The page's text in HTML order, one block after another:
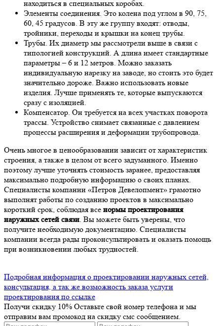
находиться в специальных коробах.
Элементы соединения. Это колена под углом в 90, 75,
60, 45 градусов. В эту же группу входят: отводы,
тройники, переходы и крышки на конец трубы.
Трубы. Их диаметр мы рассмотрели выше в связи с
типологией конструкций. А длина имеет стандартные
параметры – 6 и 12 метров. Можно заказать
индивидуальную нарезку на заводе, но стоить это будет
значительно дороже. Важно использовать новые
изделия. Лучше применять те, которые выпускаются
сразу с изоляцией.
Компенсатор. Он требуется на всех участках поворота
трассы. Устройство снимает связанные с давлением
процессы расширения и деформации трубопровода.
Очень многое в ценообразовании зависит от характеристик
строения, а также в целом от всего задуманного. Именно
поэтому лучше уточнять стоимость заранее, предоставляя
максимально подробную информацию о своих планах.
Специалисты компании «Петров Девелопмент» грамотно
выполнят работы по созданию проектов в максимально
короткий срок, соблюдая все нормы проектирования
наружных сетей связи . Вы можете быть уверены, что
получите необходимую документацию. Специалисты
компании всегда рады проконсультировать и оказать помощь
при возникновении любых трудностей.
Подробная информация о проектировании наружных сетей,
консультация, а так же возможность заказа услуги
проектирования по ссылке
Получи скидку 10% Оставьте свой номер телефона и мы
отправим вам промокод на скидку смс сообщением.